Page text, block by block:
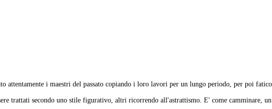
attentamente i maestri del passato copiando i loro lavori per un lungo periodo, per poi
trattati secondo uno stile figurativo, altri ricorrendo all'astrattismo. E' come camminare,